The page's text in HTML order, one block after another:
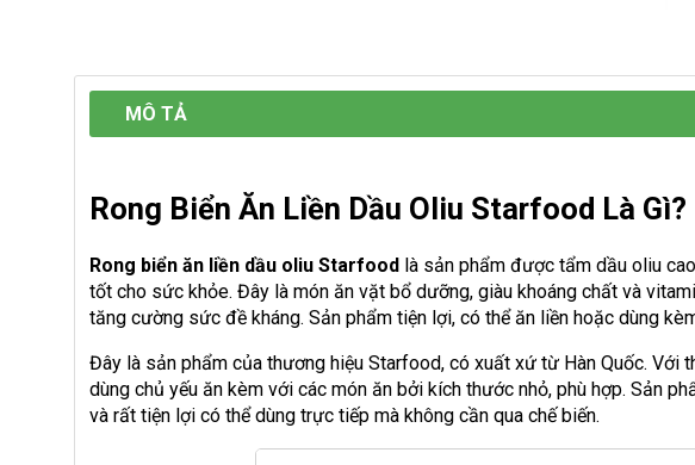
MÔ TẢ
Rong Biển Ăn Liền Dầu Oliu Starfood Là Gì?
Rong biển ăn liền dầu oliu Starfood là sản phẩm được tẩm dầu oliu
tốt cho sức khỏe. Đây là món ăn vặt bổ dưỡng, giàu khoáng chất và
tăng cường sức đề kháng. Sản phẩm tiện lợi, có thể ăn liền hoặc dùng
Đây là sản phẩm của thương hiệu Starfood, có xuất xứ từ Hàn Quốc. Với
dùng chủ yếu ăn kèm với các món ăn bởi kích thước nhỏ, phù hợp. Sản
và rất tiện lợi có thể dùng trực tiếp mà không cần qua chế biến.